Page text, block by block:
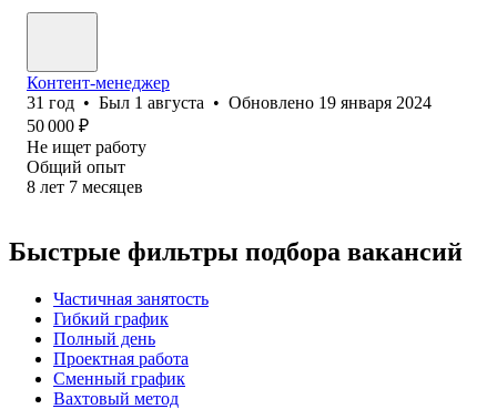
Контент-менеджер
31 год • Был 1 августа • Обновлено 19 января 2024
50 000 ₽
Не ищет работу
Общий опыт
8 лет 7 месяцев
Быстрые фильтры подбора вакансий
Частичная занятость
Гибкий график
Полный день
Проектная работа
Сменный график
Вахтовый метод